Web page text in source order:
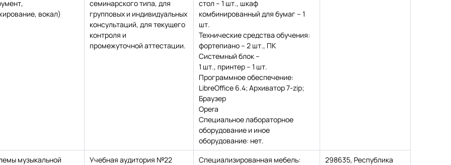
вокал)
семинарского типа, для
групповых и индивидуальных
консультаций, для текущего
контроля и
промежуточной аттестации.
стол – 1 шт., шкаф
комбинированный для бумаг – 1
шт.
Технические средства обучения:
фортепиано – 2 шт., ПК
Системный блок –
1 шт., принтер – 1 шт.
Программное обеспечение:
LibreOffice 6.4; Архиватор 7-zip;
Браузер
Opera
Специальное лабораторное
оборудование и иное
оборудование: нет.
музыкальной
Учебная аудитория №22
Специализированная мебель:
298635, Республика